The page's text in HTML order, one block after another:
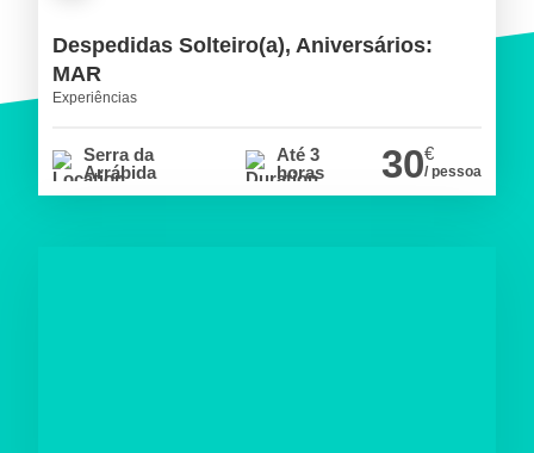
Despedidas Solteiro(a), Aniversários:
MAR
Experiências
Serra da
Arrábida
Até 3
horas
30€
/ pessoa